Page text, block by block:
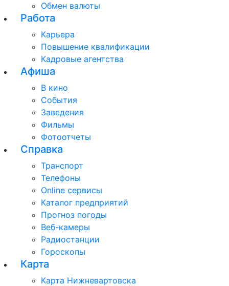
Обмен валюты
Работа
Карьера
Повышение квалификации
Кадровые агентства
Афиша
В кино
События
Заведения
Фильмы
Фотоотчеты
Справка
Транспорт
Телефоны
Online сервисы
Каталог предприятий
Прогноз погоды
Веб-камеры
Радиостанции
Гороскопы
Карта
Карта Нижневартовска